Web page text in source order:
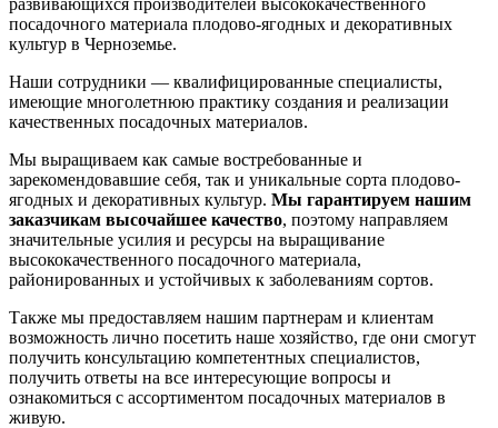
посадочного материала плодово-ягодных и декоративных
культур в Черноземье.
Наши сотрудники — квалифицированные специалисты,
имеющие многолетнюю практику создания и реализации
качественных посадочных материалов.
Мы выращиваем как самые востребованные и
зарекомендовавшие себя, так и уникальные сорта плодово-
ягодных и декоративных культур. Мы гарантируем нашим
заказчикам высочайшее качество, поэтому направляем
значительные усилия и ресурсы на выращивание
высококачественного посадочного материала,
районированных и устойчивых к заболеваниям сортов.
Также мы предоставляем нашим партнерам и клиентам
возможность лично посетить наше хозяйство, где они смогут
получить консультацию компетентных специалистов,
получить ответы на все интересующие вопросы и
ознакомиться с ассортиментом посадочных материалов в
живую.